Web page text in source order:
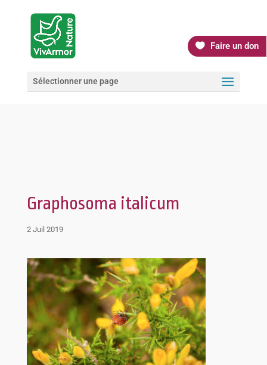
Faire un don
Sélectionner une page
Graphosoma italicum
2 Juil 2019